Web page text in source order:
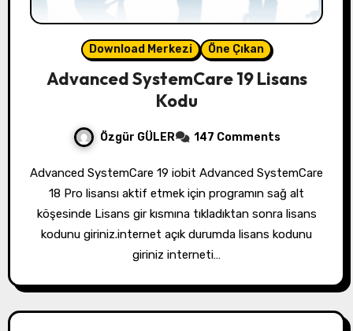
Download Merkezi Öne Çıkan
Advanced SystemCare 19 Lisans
Kodu
Özgür GÜLER 147 Comments
Advanced SystemCare 19 iobit Advanced SystemCare
18 Pro lisansı aktif etmek için programın sağ alt
köşesinde Lisans gir kısmına tıkladıktan sonra lisans
kodunu giriniz.internet açık durumda lisans kodunu
giriniz interneti…